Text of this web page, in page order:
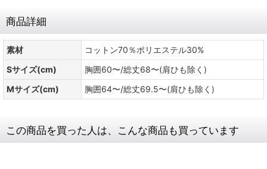
商品詳細
素材
コットン70％ポリエステル30%
Sサイズ(cm)
胸囲60〜/総丈68〜(肩ひも除く)
Mサイズ(cm)
胸囲64〜/総丈69.5〜(肩ひも除く)
この商品を買った人は、こんな商品も買っています